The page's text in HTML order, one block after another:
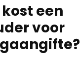
een
voor